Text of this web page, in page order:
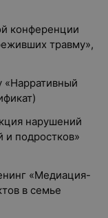
конференции
травму»,
«Нарративный
нарушений
и подростков»
«Медиация-
в семье